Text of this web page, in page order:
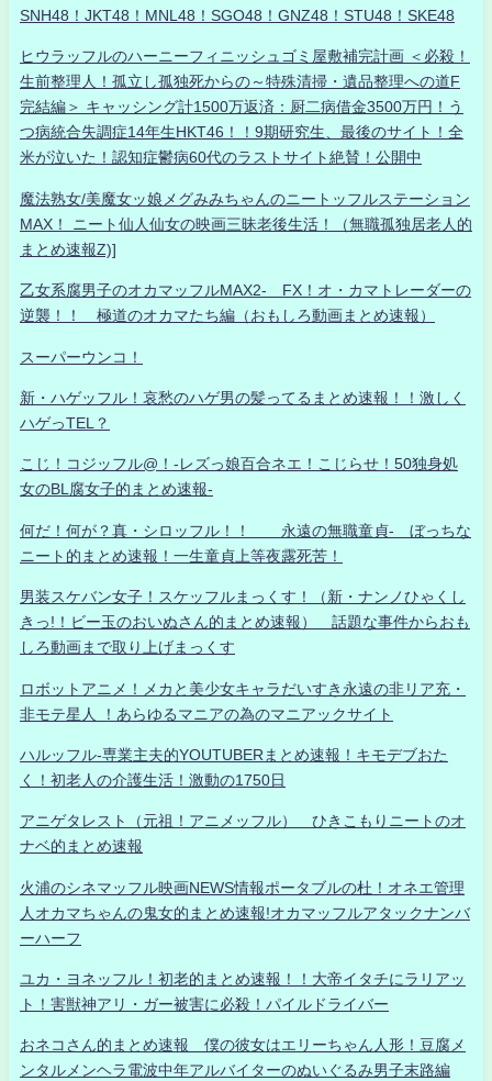
SNH48！JKT48！MNL48！SGO48！GNZ48！STU48！SKE48
ヒウラッフルのハーニーフィニッシュゴミ屋敷補完計画 ＜必殺！
生前整理人！孤立し孤独死からの～特殊清掃・遺品整理への道F
完結編＞ キャッシング計1500万返済：厨二病借金3500万円！う
つ病統合失調症14年生HKT46！！9期研究生、最後のサイト！全
米が泣いた！認知症鬱病60代のラストサイト絶賛！公開中
魔法熟女/美魔女ッ娘メグみみちゃんのニートッフルステーション
MAX！ ニート仙人仙女の映画三昧老後生活！（無職孤独居老人的
まとめ速報Z)]
乙女系腐男子のオカマッフルMAX2- FX！オ・カマトレーダーの
逆襲！！ 極道のオカマたち編（おもしろ動画まとめ速報）
スーパーウンコ！
新・ハゲッフル！哀愁のハゲ男の髪ってるまとめ速報！！激しく
ハゲっTEL？
こじ！コジッフル@！-レズっ娘百合ネエ！こじらせ！50独身処
女のBL腐女子的まとめ速報-
何だ！何が？真・シロッフル！！ 永遠の無職童貞- ぼっちな
ニート的まとめ速報！一生童貞上等夜露死苦！
男装スケバン女子！スケッフルまっくす！（新・ナンノひゃくし
きっ!！ビー玉のおいぬさん的まとめ速報） 話題な事件からおも
しろ動画まで取り上げまっくす
ロボットアニメ！メカと美少女キャラだいすき永遠の非リア充・
非モテ星人 ！あらゆるマニアの為のマニアックサイト
ハルッフル-専業主夫的YOUTUBERまとめ速報！キモデブおた
く！初老人の介護生活！激動の1750日
アニゲタレスト（元祖！アニメッフル） ひきこもりニートのオ
ナベ的まとめ速報
火浦のシネマッフル映画NEWS情報ポータブルの杜！オネエ管理
人オカマちゃんの鬼女的まとめ速報!オカマッフルアタックナンバ
ーハーフ
ユカ・ヨネッフル！初老的まとめ速報！！大帝イタチにラリアッ
ト！害獣神アリ・ガー被害に必殺！パイルドライバー
おネコさん的まとめ速報 僕の彼女はエリーちゃん人形！豆腐メ
ンタルメンヘラ電波中年アルバイターのぬいぐるみ男子末路編